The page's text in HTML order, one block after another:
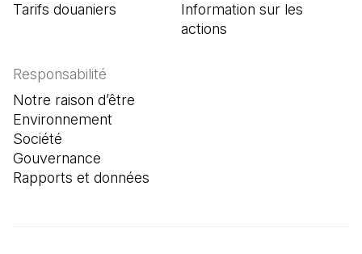
Tarifs douaniers
Information sur les
actions
Responsabilité
Notre raison d’être
Environnement
Société
Gouvernance
Rapports et données